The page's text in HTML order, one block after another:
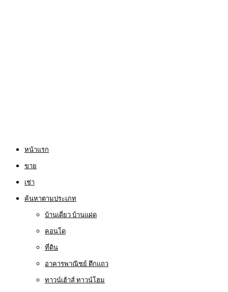
หน้าแรก
ขาย
เช่า
ค้นหาตามประเภท
บ้านเดี่ยว บ้านแฝด
คอนโด
ที่ดิน
อาคารพาณิชย์ ตึกแถว
ทาวน์เฮ้าส์ ทาวน์โฮม